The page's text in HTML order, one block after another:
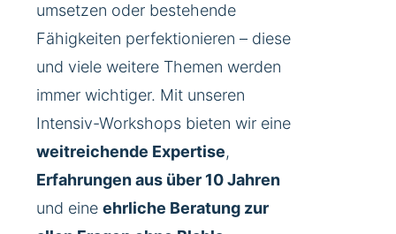
umsetzen oder bestehende
Fähigkeiten perfektionieren – diese
und viele weitere Themen werden
immer wichtiger. Mit unseren
Intensiv-Workshops bieten wir eine
weitreichende Expertise,
Erfahrungen aus über 10 Jahren
und eine ehrliche Beratung zur